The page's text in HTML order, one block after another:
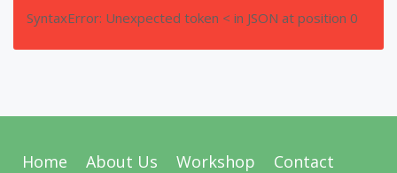
SyntaxError: Unexpected token < in JSON at position 0
Home About Us Workshop
Contact